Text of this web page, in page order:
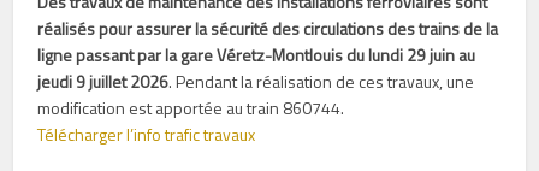
réalisés pour assurer la sécurité des circulations des trains de la
ligne passant par la gare Véretz-Montlouis du lundi 29 juin au
jeudi 9 juillet 2026. Pendant la réalisation de ces travaux, une
modification est apportée au train 860744.
Télécharger l’info trafic travaux